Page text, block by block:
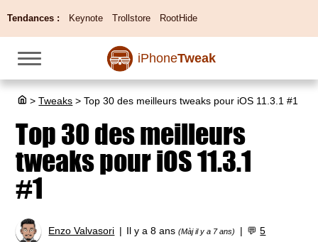
Tendances : Keynote Trollstore RootHide
iPhoneTweak
> Tweaks > Top 30 des meilleurs tweaks pour iOS 11.3.1 #1
Top 30 des meilleurs
tweaks pour iOS 11.3.1
#1
Enzo Valvasori Il y a 8 ans(Màj il y a 7 ans) 💬5